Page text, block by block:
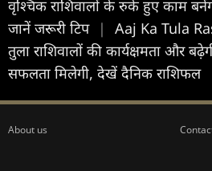
वृश्चिक राशिवालों के रुके हुए काम
जानें जरूरी टिप |
Aaj Ka Tula
तुला राशिवालों की कार्यक्षमता और
सफलता मिलेगी, देखें दैनिक राशिफल
About us